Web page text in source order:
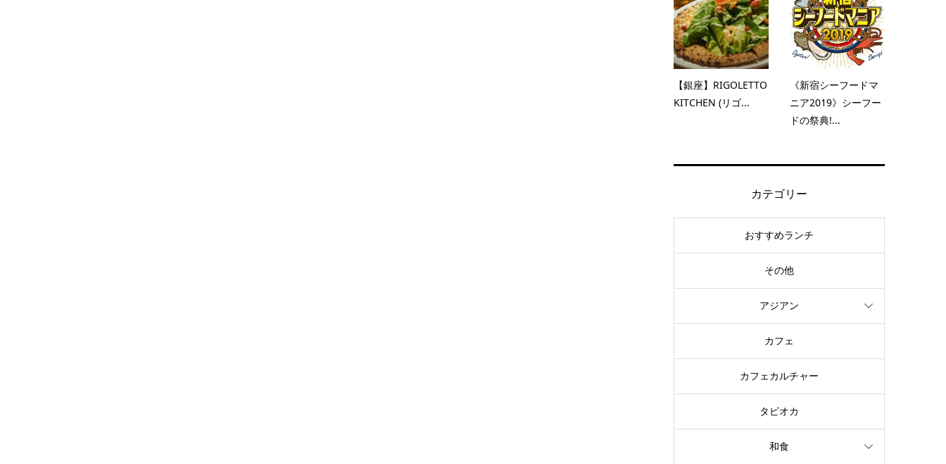
【銀座】RIGOLETTO
KITCHEN (リゴ...
《新宿シーフードマ
ニア2019》シーフー
ドの祭典!...
カテゴリー
おすすめランチ
その他
アジアン
カフェ
カフェカルチャー
タピオカ
和食